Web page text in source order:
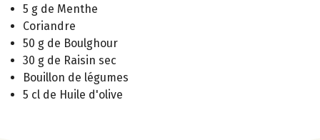
5 g de Menthe
Coriandre
50 g de Boulghour
30 g de Raisin sec
Bouillon de légumes
5 cl de Huile d'olive